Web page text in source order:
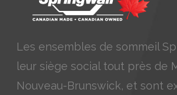
Les ensembles de sommeil
leur siège social tout près de
Nouveau-Brunswick, et sont